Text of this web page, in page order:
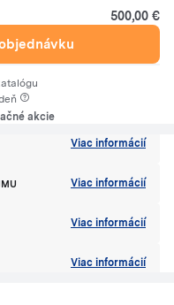
500,00 €
akcie
Viac informácií
Viac informácií
Viac informácií
Viac informácií